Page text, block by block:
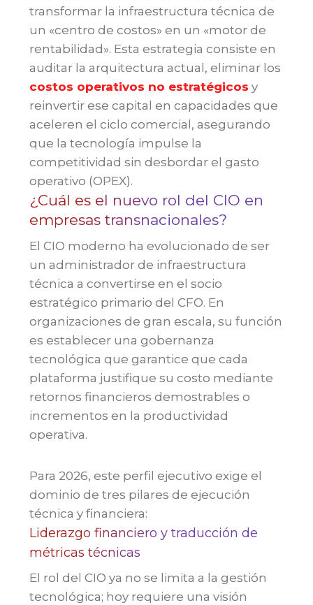
transformar la infraestructura técnica de
un «centro de costos» en un «motor de
rentabilidad». Esta estrategia consiste en
auditar la arquitectura actual, eliminar los
costos operativos no estratégicos y
reinvertir ese capital en capacidades que
aceleren el ciclo comercial, asegurando
que la tecnología impulse la
competitividad sin desbordar el gasto
operativo (OPEX).
¿Cuál es el nuevo rol del CIO en
empresas transnacionales?
El CIO moderno ha evolucionado de ser
un administrador de infraestructura
técnica a convertirse en el socio
estratégico primario del CFO. En
organizaciones de gran escala, su función
es establecer una gobernanza
tecnológica que garantice que cada
plataforma justifique su costo mediante
retornos financieros demostrables o
incrementos en la productividad
operativa.
Para 2026, este perfil ejecutivo exige el
dominio de tres pilares de ejecución
técnica y financiera:
Liderazgo financiero y traducción de
métricas técnicas
El rol del CIO ya no se limita a la gestión
tecnológica; hoy requiere una visión